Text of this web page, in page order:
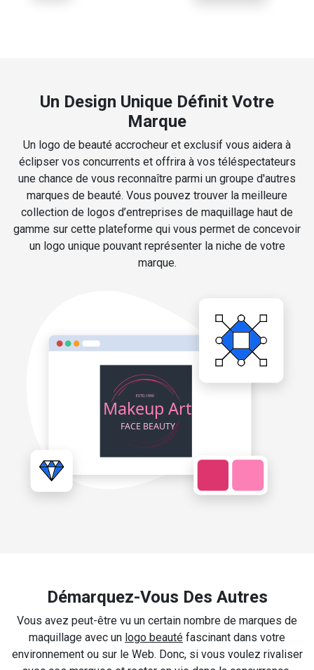
Un Design Unique Définit Votre
Marque
Un logo de beauté accrocheur et exclusif vous aidera à
éclipser vos concurrents et offrira à vos téléspectateurs
une chance de vous reconnaître parmi un groupe d'autres
marques de beauté. Vous pouvez trouver la meilleure
collection de logos d’entreprises de maquillage haut de
gamme sur cette plateforme qui vous permet de concevoir
un logo unique pouvant représenter la niche de votre
marque.
Démarquez-Vous Des Autres
Vous avez peut-être vu un certain nombre de marques de
maquillage avec un logo beauté fascinant dans votre
environnement ou sur le Web. Donc, si vous voulez rivaliser